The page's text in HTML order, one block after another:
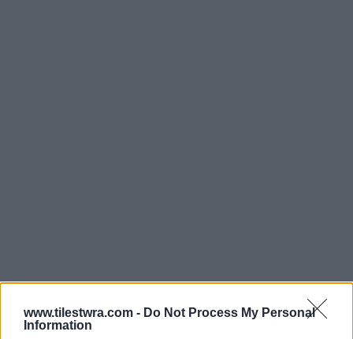
www.tilestwra.com - Do Not Process My Personal
Information
Για τονΔρ Χάουαρντ Τάκερ